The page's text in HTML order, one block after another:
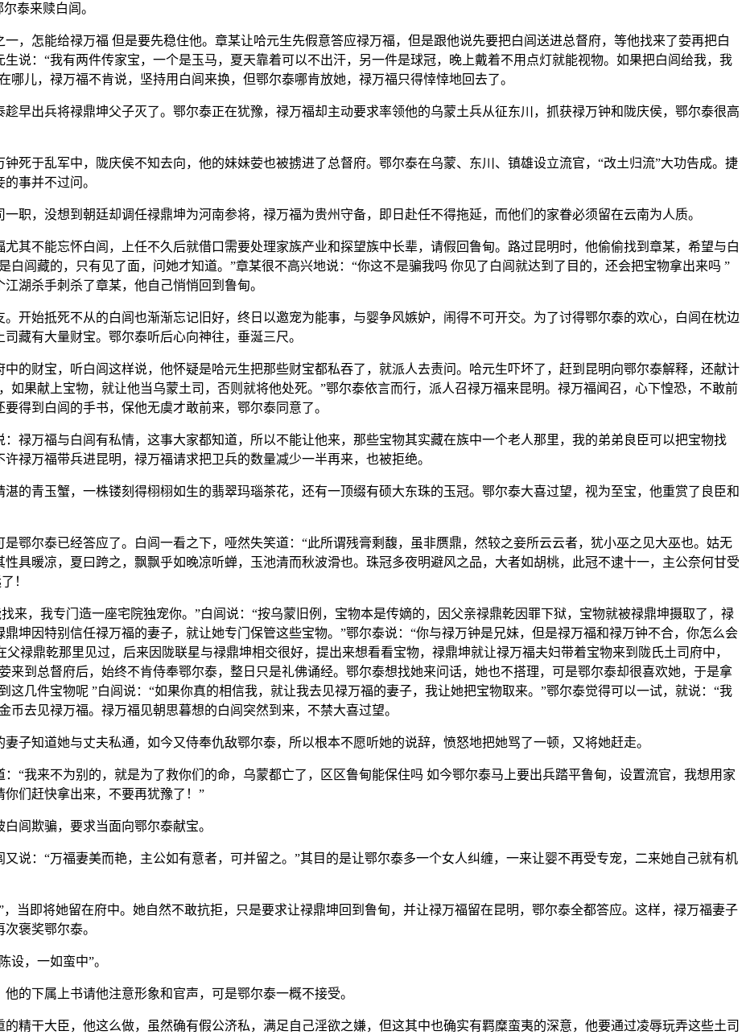
泰来赎白闾。
，怎能给禄万福 但是要先稳住他。章某让哈元生先假意答应禄万福，但是跟他说先要把白闾送进总督府，等他找来了荌再把白
说：“我有两件传家宝，一个是玉马，夏天靠着可以不出汗，另一件是球冠，晚上戴着不用点灯就能视物。如果把白闾给我，我
儿，禄万福不肯说，坚持用白闾来换，但鄂尔泰哪肯放她，禄万福只得悻悻地回去了。
早出兵将禄鼎坤父子灭了。鄂尔泰正在犹豫，禄万福却主动要求率领他的乌蒙土兵从征东川，抓获禄万钟和陇庆侯，鄂尔泰很高
死于乱军中，陇庆侯不知去向，他的妹妹荌也被掳进了总督府。鄂尔泰在乌蒙、东川、镇雄设立流官，“改土归流”大功告成。捷
事并不过问。
职，没想到朝廷却调任禄鼎坤为河南参将，禄万福为贵州守备，即日赴任不得拖延，而他们的家眷必须留在云南为人质。
其不能忘怀白闾，上任不久后就借口需要处理家族产业和探望族中长辈，请假回鲁甸。路过昆明时，他偷偷找到章某，希望与白
白闾藏的，只有见了面，问她才知道。”章某很不高兴地说：“你这不是骗我吗 你见了白闾就达到了目的，还会把宝物拿出来吗 ”
湖杀手刺杀了章某，他自己悄悄回到鲁甸。
开始抵死不从的白闾也渐渐忘记旧好，终日以邀宠为能事，与婴争风嫉妒，闹得不可开交。为了讨得鄂尔泰的欢心，白闾在枕边
藏有大量财宝。鄂尔泰听后心向神往，垂涎三尺。
的财宝，听白闾这样说，他怀疑是哈元生把那些财宝都私吞了，就派人去责问。哈元生吓坏了，赶到昆明向鄂尔泰解释，还献计
如果献上宝物，就让他当乌蒙土司，否则就将他处死。”鄂尔泰依言而行，派人召禄万福来昆明。禄万福闻召，心下惶恐，不敢前
得到白闾的手书，保他无虞才敢前来，鄂尔泰同意了。
禄万福与白闾有私情，这事大家都知道，所以不能让他来，那些宝物其实藏在族中一个老人那里，我的弟弟良臣可以把宝物找
禄万福带兵进昆明，禄万福请求把卫兵的数量减少一半再来，也被拒绝。
的青玉蟹，一株镂刻得栩栩如生的翡翠玛瑙茶花，还有一顶缀有硕大东珠的玉冠。鄂尔泰大喜过望，视为至宝，他重赏了良臣和
鄂尔泰已经答应了。白闾一看之下，哑然失笑道：“此所谓残膏剩馥，虽非赝鼎，然较之妾所云云者，犹小巫之见大巫也。姑无
具暖凉，夏曰跨之，飘飘乎如晚凉听蝉，玉池清而秋波滑也。珠冠多夜明避风之品，大者如胡桃，此冠不逮十一，主公奈何甘受
！
来，我专门造一座宅院独宠你。”白闾说：“按乌蒙旧例，宝物本是传嫡的，因父亲禄鼎乾因罪下狱，宝物就被禄鼎坤摄取了，禄
坤因特别信任禄万福的妻子，就让她专门保管这些宝物。”鄂尔泰说：“你与禄万钟是兄妹，但是禄万福和禄万钟不合，你怎么会
禄鼎乾那里见过，后来因陇联星与禄鼎坤相交很好，提出来想看看宝物，禄鼎坤就让禄万福夫妇带着宝物来到陇氏土司府中，
来到总督府后，始终不肯侍奉鄂尔泰，整日只是礼佛诵经。鄂尔泰想找她来问话，她也不搭理，可是鄂尔泰却很喜欢她，于是拿
几件宝物呢 ”白闾说：“如果你真的相信我，就让我去见禄万福的妻子，我让她把宝物取来。”鄂尔泰觉得可以一试，就说：“我
去见禄万福。禄万福见朝思暮想的白闾突然到来，不禁大喜过望。
子知道她与丈夫私通，如今又侍奉仇敌鄂尔泰，所以根本不愿听她的说辞，愤怒地把她骂了一顿，又将她赶走。
“我来不为别的，就是为了救你们的命，乌蒙都亡了，区区鲁甸能保住吗 如今鄂尔泰马上要出兵踏平鲁甸，设置流官，我想用家
们赶快拿出来，不要再犹豫了！”
闾欺骗，要求当面向鄂尔泰献宝。
说：“万福妻美而艳，主公如有意者，可并留之。”其目的是让鄂尔泰多一个女人纠缠，一来让婴不再受专宠，二来她自己就有机
当即将她留在府中。她自然不敢抗拒，只是要求让禄鼎坤回到鲁甸，并让禄万福留在昆明，鄂尔泰全都答应。这样，禄万福妻子
褒奖鄂尔泰。
设，一如蛮中”。
的下属上书请他注意形象和官声，可是鄂尔泰一概不接受。
精干大臣，他这么做，虽然确有假公济私，满足自己淫欲之嫌，但这其中也确实有羁糜蛮夷的深意，他要通过凌辱玩弄这些土司